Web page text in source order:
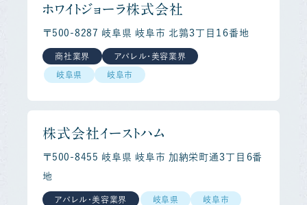
ホワイトジョーラ株式会社
〒500-8287 岐阜県 岐阜市 北鶉３丁目１６番地
商社業界 アパレル・美容業界
岐阜県 岐阜市
株式会社イーストハム
〒500-8455 岐阜県 岐阜市 加納栄町通３丁目６番
地
アパレル・美容業界 岐阜県 岐阜市